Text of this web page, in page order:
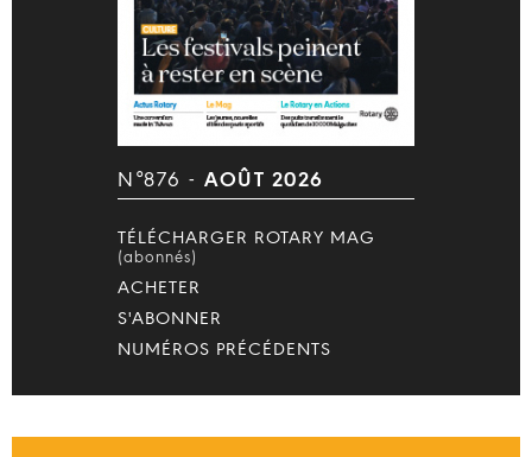
N°876 - AOÛT 2026
TÉLÉCHARGER ROTARY MAG
(abonnés)
ACHETER
S'ABONNER
NUMÉROS PRÉCÉDENTS